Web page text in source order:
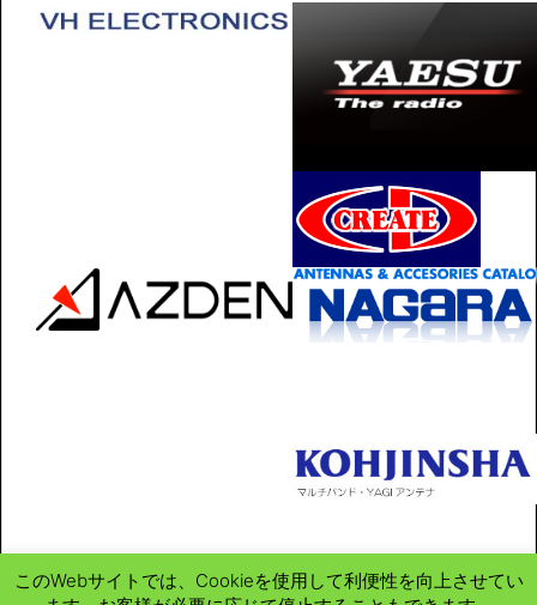
このWebサイトでは、Cookieを使用して利便性を向上させてい